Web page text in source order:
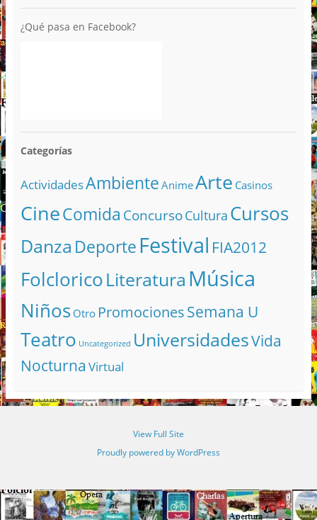
¿Qué pasa en Facebook?
Categorías
ActividadesAmbiente AnimeArte Casinos
CineComida ConcursoCultura Cursos
Danza DeporteFestival FIA2012
FolcloricoLiteratura Música
Niños Otro PromocionesSemana U
Teatro Uncategorized UniversidadesVida
Nocturna Virtual
View Full Site
Proudly powered by WordPress